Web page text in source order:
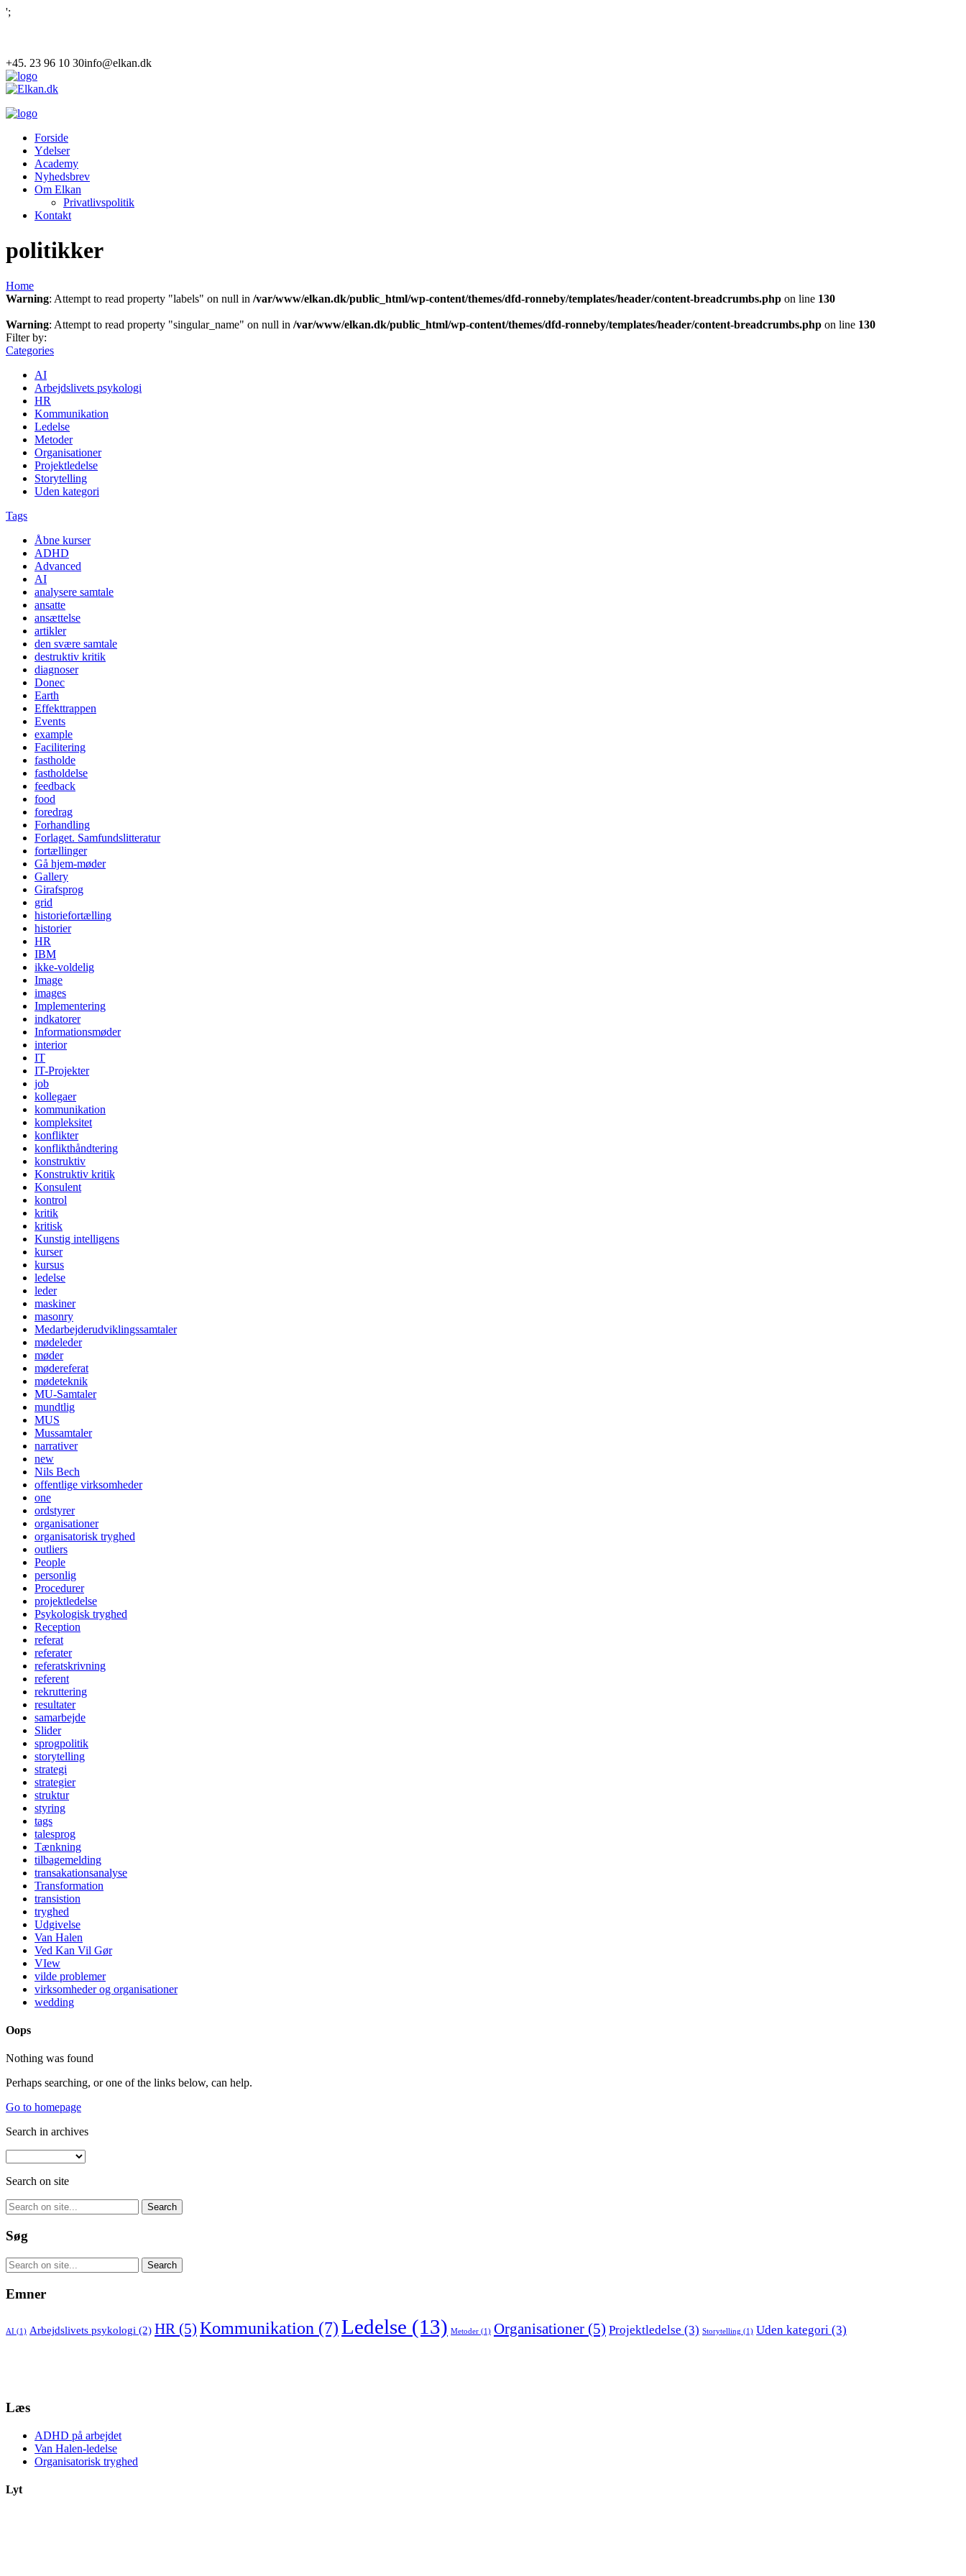
';
+45. 23 96 10 30info@elkan.dk
Forside
Ydelser
Academy
Nyhedsbrev
Om Elkan
Privatlivspolitik
Kontakt
politikker
Home
Warning: Attempt to read property "labels" on null in /var/www/elkan.dk/public_html/wp-content/themes/dfd-ronneby/templates/header/content-breadcrumbs.php on line 130
Warning: Attempt to read property "singular_name" on null in /var/www/elkan.dk/public_html/wp-content/themes/dfd-ronneby/templates/header/content-breadcrumbs.php on line 130
Filter by:
Categories
AI
Arbejdslivets psykologi
HR
Kommunikation
Ledelse
Metoder
Organisationer
Projektledelse
Storytelling
Uden kategori
Tags
Åbne kurser
ADHD
Advanced
AI
analysere samtale
ansatte
ansættelse
artikler
den svære samtale
destruktiv kritik
diagnoser
Donec
Earth
Effekttrappen
Events
example
Facilitering
fastholde
fastholdelse
feedback
food
foredrag
Forhandling
Forlaget. Samfundslitteratur
fortællinger
Gå hjem-møder
Gallery
Girafsprog
grid
historiefortælling
historier
HR
IBM
ikke-voldelig
Image
images
Implementering
indkatorer
Informationsmøder
interior
IT
IT-Projekter
job
kollegaer
kommunikation
kompleksitet
konflikter
konflikthåndtering
konstruktiv
Konstruktiv kritik
Konsulent
kontrol
kritik
kritisk
Kunstig intelligens
kurser
kursus
ledelse
leder
maskiner
masonry
Medarbejderudviklingssamtaler
mødeleder
møder
mødereferat
mødeteknik
MU-Samtaler
mundtlig
MUS
Mussamtaler
narrativer
new
Nils Bech
offentlige virksomheder
one
ordstyrer
organisationer
organisatorisk tryghed
outliers
People
personlig
Procedurer
projektledelse
Psykologisk tryghed
Reception
referat
referater
referatskrivning
referent
rekruttering
resultater
samarbejde
Slider
sprogpolitik
storytelling
strategi
strategier
struktur
styring
tags
talesprog
Tænkning
tilbagemelding
transakationsanalyse
Transformation
transistion
tryghed
Udgivelse
Van Halen
Ved Kan Vil Gør
VIew
vilde problemer
virksomheder og organisationer
wedding
Oops
Nothing was found
Perhaps searching, or one of the links below, can help.
Go to homepage
Search in archives
Search on site
Søg
Emner
AI (1) Arbejdslivets psykologi (2) HR (5) Kommunikation (7)Ledelse (13) Metoder (1) Organisationer (5) Projektledelse (3) Storytelling (1) Uden kategori (3)
Læs
ADHD på arbejdet
Van Halen-ledelse
Organisatorisk tryghed
Lyt